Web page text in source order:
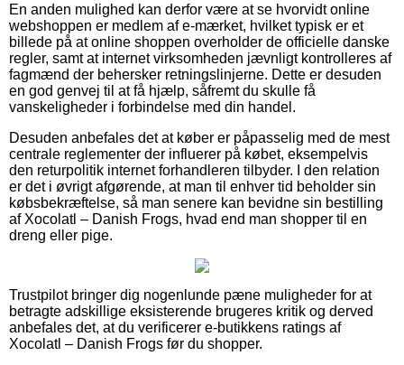
En anden mulighed kan derfor være at se hvorvidt online
webshoppen er medlem af e-mærket, hvilket typisk er et
billede på at online shoppen overholder de officielle danske
regler, samt at internet virksomheden jævnligt kontrolleres af
fagmænd der behersker retningslinjerne. Dette er desuden
en god genvej til at få hjælp, såfremt du skulle få
vanskeligheder i forbindelse med din handel.
Desuden anbefales det at køber er påpasselig med de mest
centrale reglementer der influerer på købet, eksempelvis
den returpolitik internet forhandleren tilbyder. I den relation
er det i øvrigt afgørende, at man til enhver tid beholder sin
købsbekræftelse, så man senere kan bevidne sin bestilling
af Xocolatl – Danish Frogs, hvad end man shopper til en
dreng eller pige.
Trustpilot bringer dig nogenlunde pæne muligheder for at
betragte adskillige eksisterende brugeres kritik og derved
anbefales det, at du verificerer e-butikkens ratings af
Xocolatl – Danish Frogs før du shopper.